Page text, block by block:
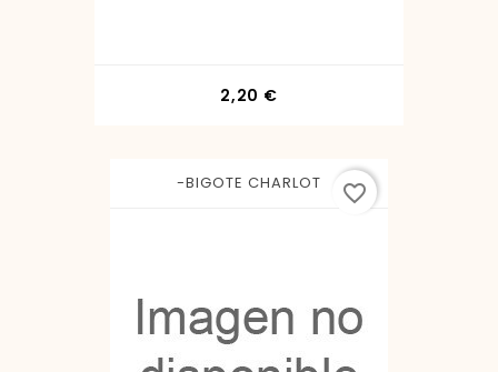
2,20 €
-BIGOTE CHARLOT favorite_border